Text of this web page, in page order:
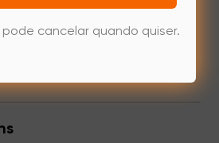
pode cancelar quando quiser.